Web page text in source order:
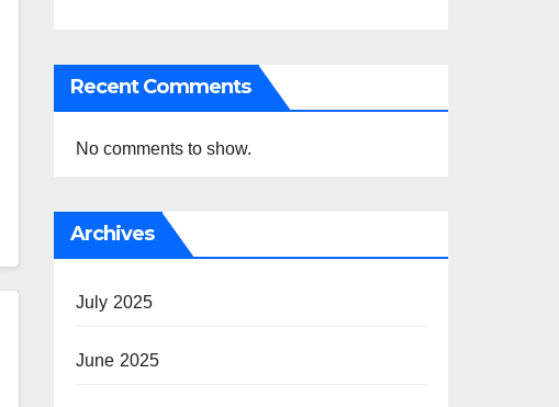
Recent Comments
No comments to show.
Archives
July 2025
June 2025